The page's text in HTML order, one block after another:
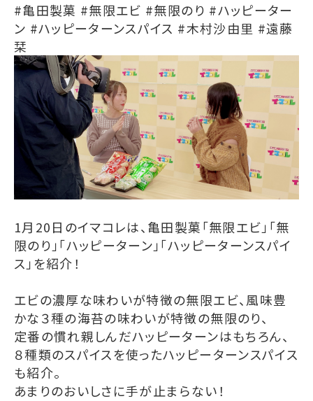
#亀田製菓 #無限エビ #無限のり #ハッピーター
ン #ハッピーターンスパイス #木村沙由里 #遠藤
栞
1月20日のイマコレは、亀田製菓「無限エビ」「無
限のり」「ハッピーターン」「ハッピーターンスパイ
ス」を紹介！
エビの濃厚な味わいが特徴の無限エビ、風味豊
かな３種の海苔の味わいが特徴の無限のり、
定番の慣れ親しんだハッピーターンはもちろん、
８種類のスパイスを使ったハッピーターンスパイス
も紹介。
あまりのおいしさに手が止まらない！